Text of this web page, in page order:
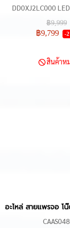
DD0XJ2LC000
VIDEO FLEX฿9,999
฿9,799 -
สินค้าห
อะไหล่ สายแพรจอ
CAAS048